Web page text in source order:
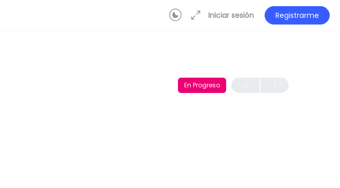
Iniciar sesión Registrarme
En Progreso